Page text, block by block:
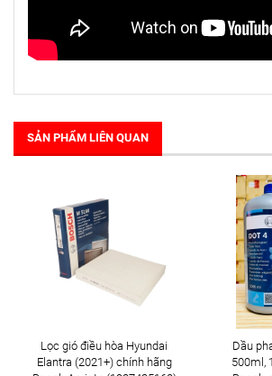
SẢN PHẨM LIÊN QUAN
Lọc gió điều hòa Hyundai
Elantra (2021+) chính hãng
Dầu
500ml,